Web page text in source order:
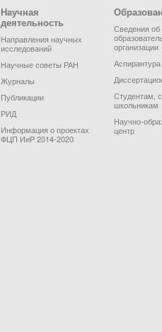
Научная
деятельность
Направления научных
исследований
Научные советы РАН
Журналы
Публикации
РИД
Информация о проектах
ФЦП ИиР 2014-2020
Сведения об
организации
Аспирантура
Студентам,
школьникам
Научно-
центр